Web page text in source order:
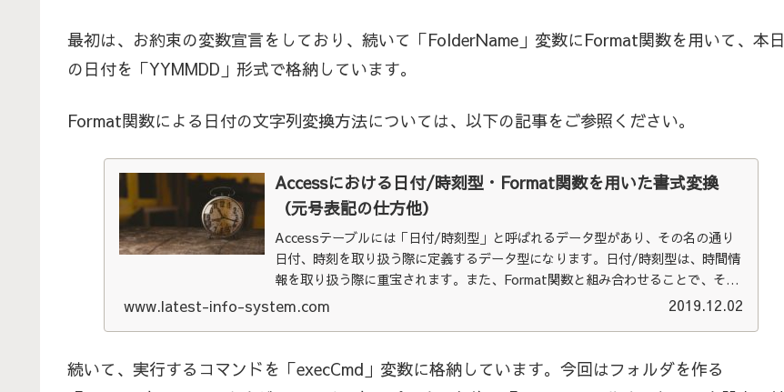
最初は、お約束の変数宣言をしており、続いて「FolderName」変数にFormat関数を用いて、本日
の日付を「YYMMDD」形式で格納しています。
Format関数による日付の文字列変換方法については、以下の記事をご参照ください。
Accessにおける日付/時刻型・Format関数を用いた書式変換
（元号表記の仕方他）
Accessテーブルには「日付/時刻型」と呼ばれるデータ型があり、その名の通り
日付、時刻を取り扱う際に定義するデータ型になります。日付/時刻型は、時間情
報を取り扱う際に重宝されます。また、Format関数と組み合わせることで、その
有用性は非常に高いものになります。
www.latest-info-system.com 2019.12.02
続いて、実行するコマンドを「execCmd」変数に格納しています。今回はフォルダを作る